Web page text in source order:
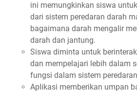
ini memungkinkan siswa
dari sistem peredaran darah
bagaimana darah mengalir
darah dan jantung.
Siswa diminta untuk
dan mempelajari lebih dalam
fungsi dalam sistem
Aplikasi memberikan umpan